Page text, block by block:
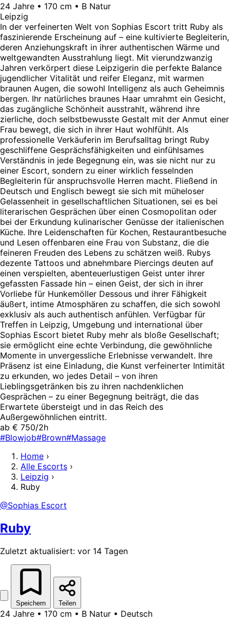
24 Jahre • 170 cm • B Natur
Leipzig
In der verfeinerten Welt von Sophias Escort tritt Ruby als
faszinierende Erscheinung auf – eine kultivierte Begleiterin,
deren Anziehungskraft in ihrer authentischen Wärme und
weltgewandten Ausstrahlung liegt. Mit vierundzwanzig
Jahren verkörpert diese Leipzigerin die perfekte Balance
jugendlicher Vitalität und reifer Eleganz, mit warmen
braunen Augen, die sowohl Intelligenz als auch Geheimnis
bergen. Ihr natürliches braunes Haar umrahmt ein Gesicht,
das zugängliche Schönheit ausstrahlt, während ihre
zierliche, doch selbstbewusste Gestalt mit der Anmut einer
Frau bewegt, die sich in ihrer Haut wohlfühlt. Als
professionelle Verkäuferin im Berufsalltag bringt Ruby
geschliffene Gesprächsfähigkeiten und einfühlsames
Verständnis in jede Begegnung ein, was sie nicht nur zu
einer Escort, sondern zu einer wirklich fesselnden
Begleiterin für anspruchsvolle Herren macht. Fließend in
Deutsch und Englisch bewegt sie sich mit müheloser
Gelassenheit in gesellschaftlichen Situationen, sei es bei
literarischen Gesprächen über einen Cosmopolitan oder
bei der Erkundung kulinarischer Genüsse der italienischen
Küche. Ihre Leidenschaften für Kochen, Restaurantbesuche
und Lesen offenbaren eine Frau von Substanz, die die
feineren Freuden des Lebens zu schätzen weiß. Rubys
dezente Tattoos und abnehmbare Piercings deuten auf
einen verspielten, abenteuerlustigen Geist unter ihrer
gefassten Fassade hin – einen Geist, der sich in ihrer
Vorliebe für Hunkemöller Dessous und ihrer Fähigkeit
äußert, intime Atmosphären zu schaffen, die sich sowohl
exklusiv als auch authentisch anfühlen. Verfügbar für
Treffen in Leipzig, Umgebung und international über
Sophias Escort bietet Ruby mehr als bloße Gesellschaft;
sie ermöglicht eine echte Verbindung, die gewöhnliche
Momente in unvergessliche Erlebnisse verwandelt. Ihre
Präsenz ist eine Einladung, die Kunst verfeinerter Intimität
zu erkunden, wo jedes Detail – von ihren
Lieblingsgetränken bis zu ihren nachdenklichen
Gesprächen – zu einer Begegnung beiträgt, die das
Erwartete übersteigt und in das Reich des
Außergewöhnlichen eintritt.
ab € 750/2h
#Blowjob#Brown#Massage
Home ›
Alle Escorts ›
Leipzig ›
Ruby
@Sophias Escort
Ruby
Zuletzt aktualisiert: vor 14 Tagen
Speichern Teilen
24 Jahre • 170 cm • B Natur • Deutsch